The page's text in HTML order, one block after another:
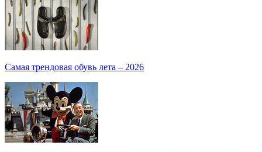
Самая трендовая обувь лета – 2026